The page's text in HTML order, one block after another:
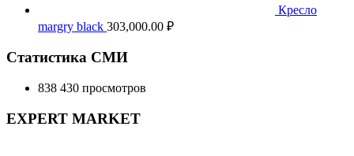
Кресло
margry black 303,000.00 ₽
Статистика СМИ
838 430 просмотров
EXPERT MARKET